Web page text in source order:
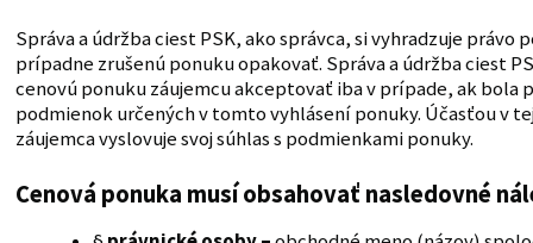
Správa a údržba ciest PSK, ako správca, si vyhradzuje právo
prípadne zrušenú ponuku opakovať. Správa a údržba ciest
cenovú ponuku záujemcu akceptovať iba v prípade, ak bola
podmienok určených v tomto vyhlásení ponuky. Účasťou v
záujemca vyslovuje svoj súhlas s podmienkami ponuky.
Cenová ponuka musí obsahovať nasledovné